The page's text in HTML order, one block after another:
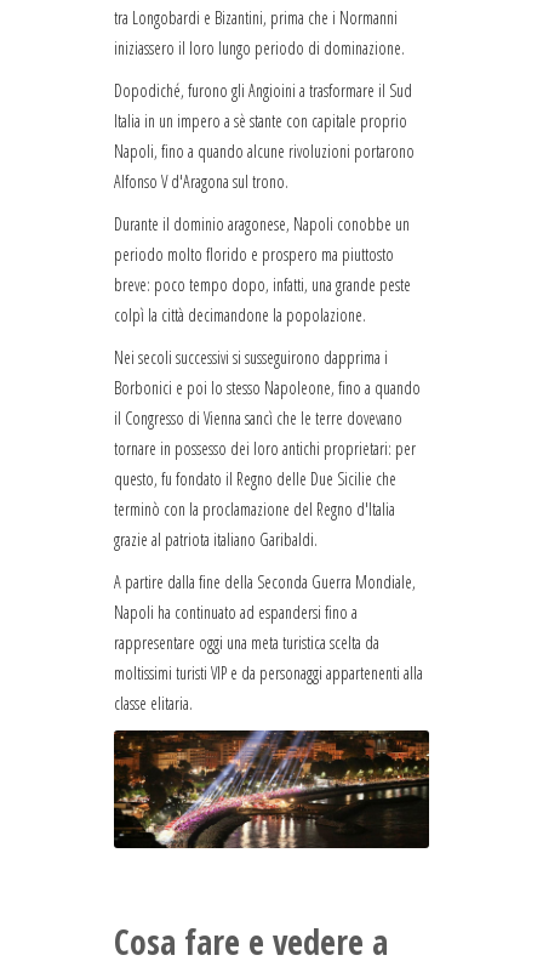
tra Longobardi e Bizantini, prima che i Normanni
iniziassero il loro lungo periodo di dominazione.
Dopodiché, furono gli Angioini a trasformare il Sud
Italia in un impero a sè stante con capitale proprio
Napoli, fino a quando alcune rivoluzioni portarono
Alfonso V d'Aragona sul trono.
Durante il dominio aragonese, Napoli conobbe un
periodo molto florido e prospero ma piuttosto
breve: poco tempo dopo, infatti, una grande peste
colpì la città decimandone la popolazione.
Nei secoli successivi si susseguirono dapprima i
Borbonici e poi lo stesso Napoleone, fino a quando
il Congresso di Vienna sancì che le terre dovevano
tornare in possesso dei loro antichi proprietari: per
questo, fu fondato il Regno delle Due Sicilie che
terminò con la proclamazione del Regno d'Italia
grazie al patriota italiano Garibaldi.
A partire dalla fine della Seconda Guerra Mondiale,
Napoli ha continuato ad espandersi fino a
rappresentare oggi una meta turistica scelta da
moltissimi turisti VIP e da personaggi appartenenti alla
classe elitaria.
Cosa fare e vedere a